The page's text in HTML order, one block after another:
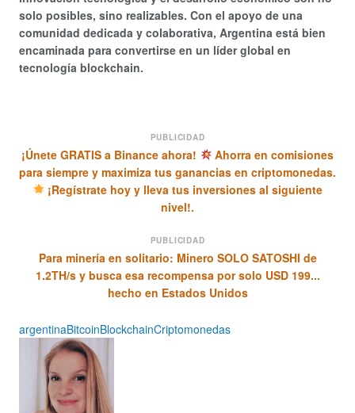
solo posibles, sino realizables. Con el apoyo de una
comunidad dedicada y colaborativa, Argentina está bien
encaminada para convertirse en un líder global en
tecnología blockchain.
PUBLICIDAD
¡Únete GRATIS a Binance ahora!
Ahorra en comisiones
para siempre y maximiza tus ganancias en criptomonedas.
¡Regístrate hoy y lleva tus inversiones al siguiente
nivel!.
PUBLICIDAD
Para minería en solitario: Minero SOLO SATOSHI de
1.2TH/s y busca esa recompensa por solo USD 199...
hecho en Estados Unidos
argentinaBitcoinBlockchainCriptomonedas